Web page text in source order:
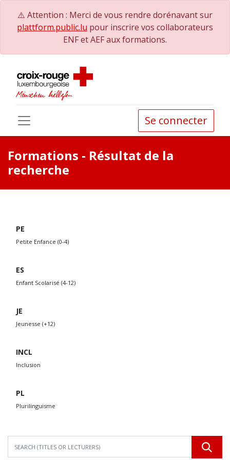
⚠️ Attention : Merci de vous rendre dorénavant sur
plattform.public.lu pour inscrire vos collaborateurs
ENF et AEF aux formations.
Se connecter
Formations - Résultat de la
recherche
PE
Petite Enfance (0-4)
ES
Enfant Scolarisé (4-12)
JE
Jeunesse (+12)
INCL
Inclusion
PL
Plurilinguisme